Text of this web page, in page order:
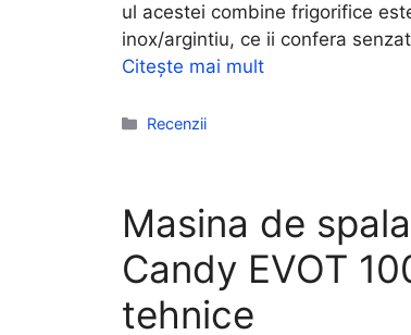
ul acestei combine frigorifice
inox/argintiu, ce ii confera
Citește mai mult
Categorii
Recenzii
Masina de
Candy EVOT
tehnice